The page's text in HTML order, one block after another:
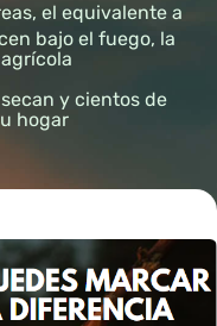
el equivalente a
bajo el fuego, la
y cientos de
hogar